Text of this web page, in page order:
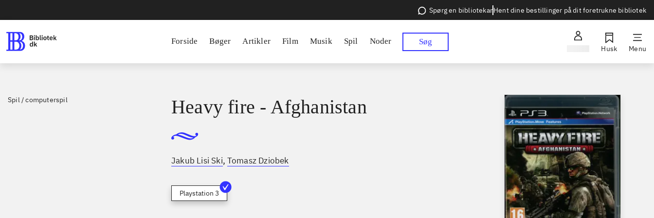
Spørg en bibliotekarHent dine bestillinger på dit foretrukne bibliotek
Forside Bøger Artikler Film Musik Spil Noder Søg
Husk Menu
Spil / computerspil Heavy fire - Afghanistan
Jakub Lisi Ski, Tomasz Dziobek
Playstation 3